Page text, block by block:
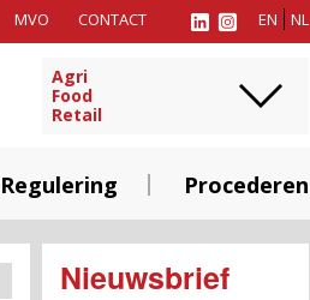
EN NL
MVO CONTACT
Agri
Food
Retail
Regulering Procederen
Nieuwsbrief